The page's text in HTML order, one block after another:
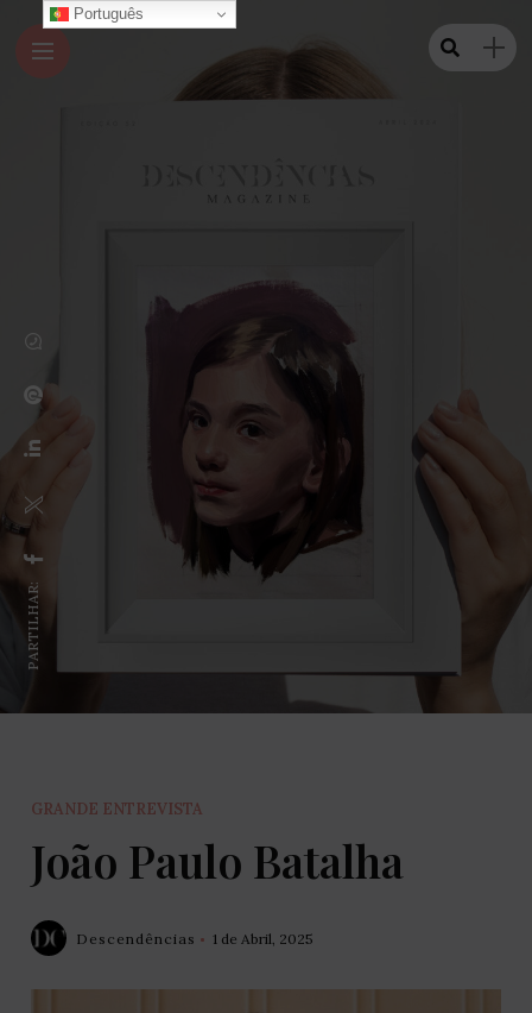
PARTILHAR:
GRANDE ENTREVISTA
João Paulo Batalha
Descendências 1 de Abril, 2025
Português